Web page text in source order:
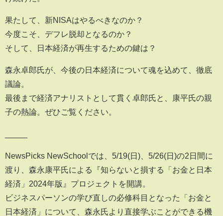
果たして、新NISAはやるべきなのか？
今度こそ、デフレ脱却となるのか？
そして、日本経済が再生するための鍵は？
森永卓郎氏が、今後の日本経済について魂を込めて、徹底
議論。
最後まで経済アナリストとして貫く卓郎氏と、康平氏の親
子の熱論。ぜひご覧ください。
NewsPicks NewSchoolでは、5/19(日)、5/26(日)の2日間に
渡り、森永康平氏による『知らないと損する「お金と日本
経済」2024年版』プロジェクトを開講。
ビジネスパーソンの学び直しの必修科目となった「お金と
日本経済」について、森永氏より直接学ぶことができる機